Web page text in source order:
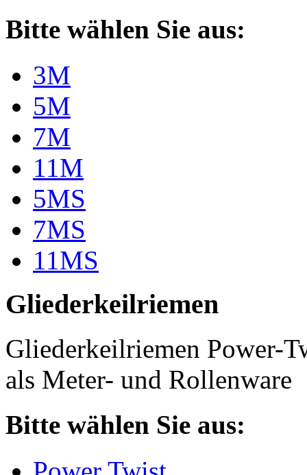
Bitte wählen Sie aus:
3M
5M
7M
11M
5MS
7MS
11MS
Gliederkeilriemen
Gliederkeilriemen Power-
als Meter- und Rollenware
Bitte wählen Sie aus: